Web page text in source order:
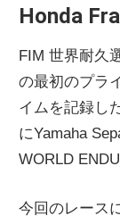
Honda
FIM 世界耐久
の最初のプラ
イムを記録し
にYamaha
WORLD
今回のレース